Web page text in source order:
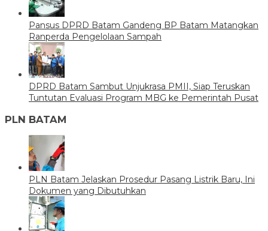
Pansus DPRD Batam Gandeng BP Batam Matangkan
Ranperda Pengelolaan Sampah
DPRD Batam Sambut Unjukrasa PMII, Siap Teruskan
Tuntutan Evaluasi Program MBG ke Pemerintah Pusat
PLN BATAM
PLN Batam Jelaskan Prosedur Pasang Listrik Baru, Ini
Dokumen yang Dibutuhkan